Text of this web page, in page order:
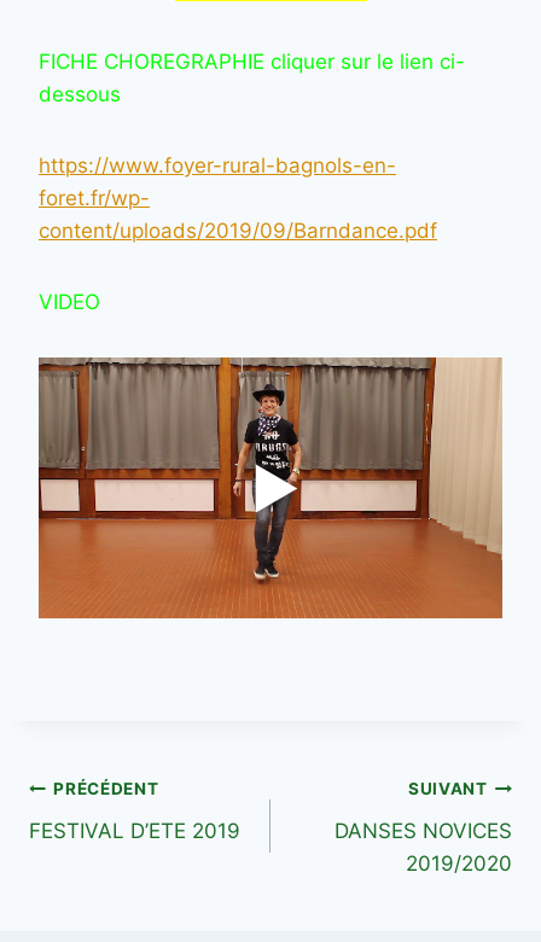
FICHE CHOREGRAPHIE cliquer sur le lien ci-
dessous
https://www.foyer-rural-bagnols-en-
foret.fr/wp-
content/uploads/2019/09/Barndance.pdf
VIDEO
Navigation
de
PRÉCÉDENT
FESTIVAL D’ETE 2019
SUIVANT
DANSES NOVICES
2019/2020